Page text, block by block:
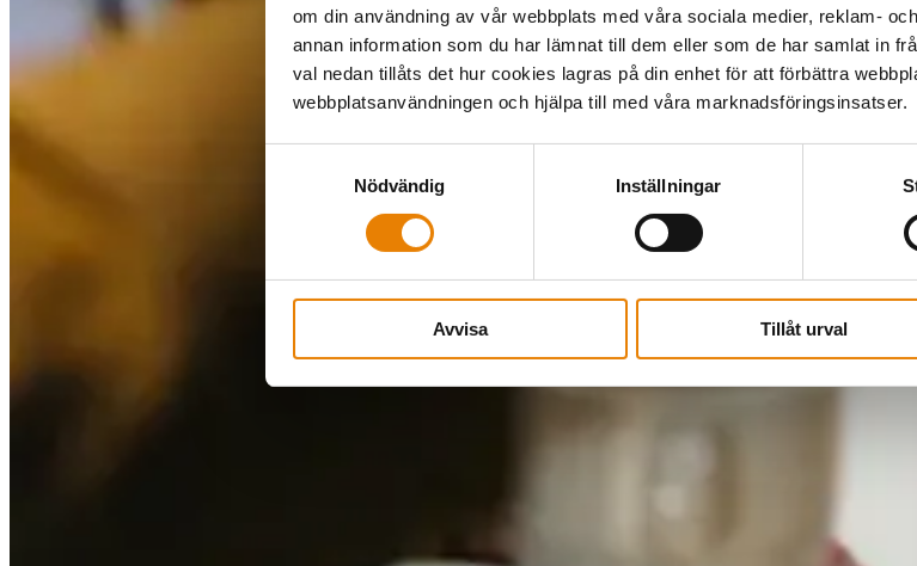
om din användning av vår webbplats med våra sociala medier, reklam-
annan information som du har lämnat till dem eller som de har samlat in
val nedan tillåts det hur cookies lagras på din enhet för att förbättra
webbplatsanvändningen och hjälpa till med våra marknadsföringsinsatser.
Nödvändig
Inställningar
Avvisa Tillåt urval